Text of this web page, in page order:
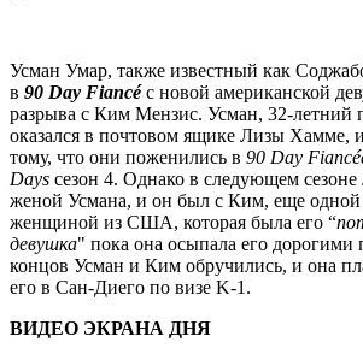
Усман Умар, также известный как
в 90 Day Fiancéс новой американской
разрыва с Ким Мензис. Усман, 32-летний
оказался в почтовом ящике Лизы Хамме,
тому, что они поженились в 90 Day
Days сезон 4. Однако в следующем
женой Усмана, и он был с Ким, еще
женщиной из США, которая была его “
девушка" пока она осыпала его дорогими
концов Усман и Ким обручились, и она
его в Сан-Диего по визе K-1.
ВИДЕО ЭКРАНА ДНЯ